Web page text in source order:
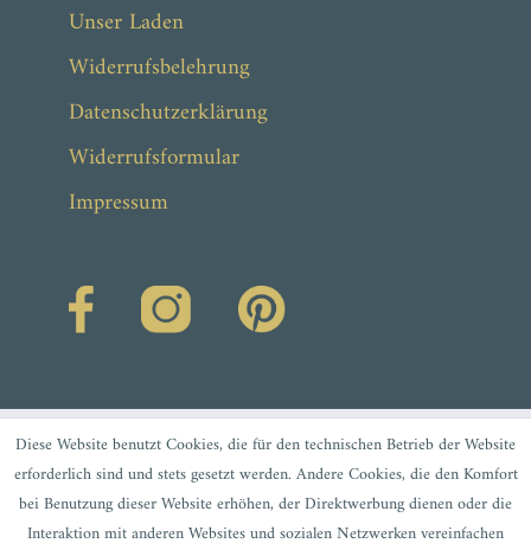
Unser Laden
Widerrufsbelehrung
Datenschutzerklärung
Widerrufsformular
Impressum
Diese Website benutzt Cookies, die für den technischen Betrieb der Website
erforderlich sind und stets gesetzt werden. Andere Cookies, die den Komfort
bei Benutzung dieser Website erhöhen, der Direktwerbung dienen oder die
Interaktion mit anderen Websites und sozialen Netzwerken vereinfachen